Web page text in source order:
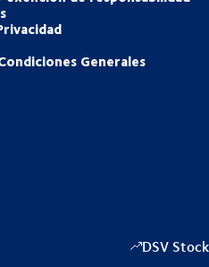
Generales
DSV Stock